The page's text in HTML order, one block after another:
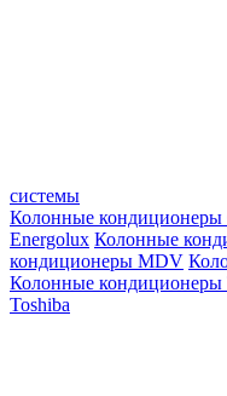
системы
Колонные кондиционеры
Energolux Колонные
кондиционеры MDV
Колонные кондиционеры
Toshiba